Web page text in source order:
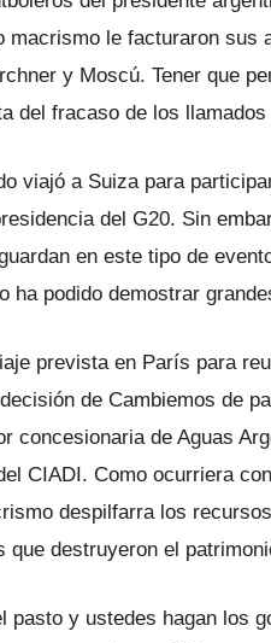
macrismo le facturaron sus
y Moscú. Tener que
del fracaso de los
viajó a Suiza para
del G20. Sin
en este tipo de
ha podido demostrar
prevista en París para
de Cambiemos de
concesionaria de Aguas
CIADI. Como ocurriera
despilfarra los
que destruyeron el
pasto y ustedes hagan los